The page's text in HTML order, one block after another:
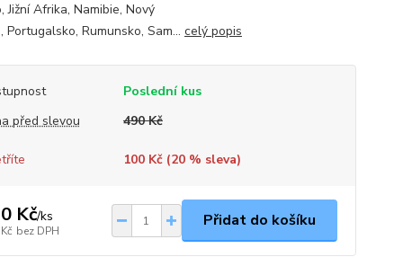
Jižní Afrika, Namibie, Nový
Portugalsko, Rumunsko, Sam... celý popis
Poslední kus
před slevou
490 Kč
100 Kč (20% sleva)
Kč/ks
bez DPH
Přidat do košíku